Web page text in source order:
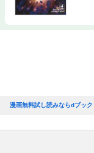
漫画無料試し読みならdブック